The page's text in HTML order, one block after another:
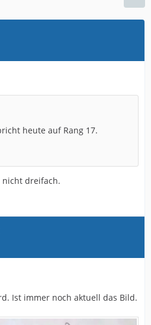
heute auf Rang 17.
dreifach.
Ist immer noch aktuell das Bild.